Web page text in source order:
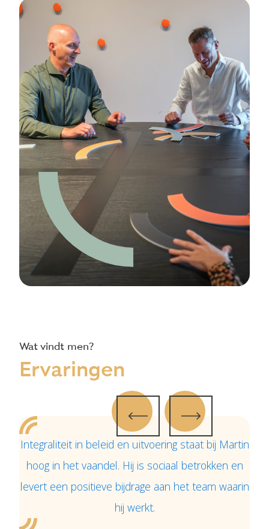
Wat vindt men?
Ervaringen
Integraliteit in beleid en uitvoering staat bij Martin
hoog in het vaandel. Hij is sociaal betrokken en
levert een positieve bijdrage aan het team waarin
hij werkt.